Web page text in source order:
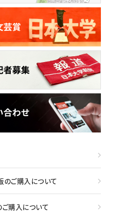
のご購入について
購入について